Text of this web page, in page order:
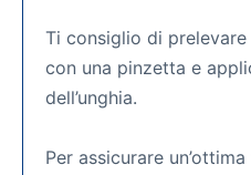
Ti consiglio di
con una pinzetta e
dell’unghia.
Per assicurare